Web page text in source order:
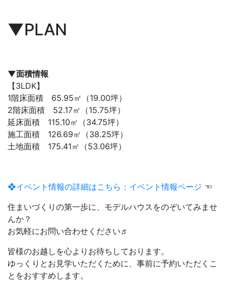
▼PLAN
▼面積情報
【3LDK】
1階床面積 65.95㎡（19.00坪）
2階床面積 52.17㎡（15.75坪）
延床面積 115.10㎡（34.75坪）
施工面積 126.69㎡（38.25坪）
土地面積 175.41㎡（53.06坪）
❖イベント情報の詳細はこちら：イベント情報ページ ☜
住まいづくりの第一歩に、モデルハウスをのぞいてみませ
んか？
お気軽にお問い合わせください♬
皆様のお越しを心よりお待ちしております。
ゆっくりとお見学いただくために、事前に予約いただくこ
とをおすすめします。